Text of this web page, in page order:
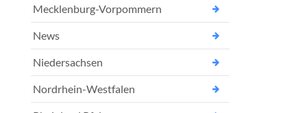
Mecklenburg-Vorpommern
News
Niedersachsen
Nordrhein-Westfalen